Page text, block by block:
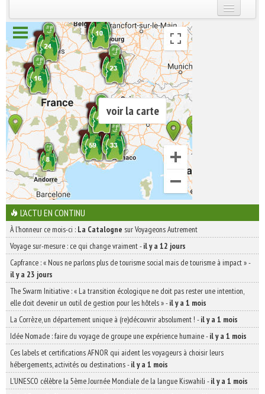
INSCRIVEZ-VOUS | ABONNEZ-VOUS
voir la carte
L'ACTU EN CONTINU
À l'honneur ce mois-ci : La Catalogne sur Voyageons Autrement
Voyage sur-mesure : ce qui change vraiment-il y a 12 jours
Capfrance : « Nous ne parlons plus de tourisme social mais de tourisme à impact »-
il y a 23 jours
The Swarm Initiative : « La transition écologique ne doit pas rester une intention,
elle doit devenir un outil de gestion pour les hôtels »-il y a 1 mois
La Corrèze, un département unique à (re)découvrir absolument ! -il y a 1 mois
Idée Nomade : faire du voyage de groupe une expérience humaine-il y a 1 mois
Ces labels et certifications AFNOR qui aident les voyageurs à choisir leurs
hébergements, activités ou destinations-il y a 1 mois
L’UNESCO célèbre la 5ème Journée Mondiale de la langue Kiswahili -il y a 1 mois